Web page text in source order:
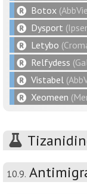
Botox
Dysport
Letybo
Relfydess
Vistabel
Xeomeen
10.9.